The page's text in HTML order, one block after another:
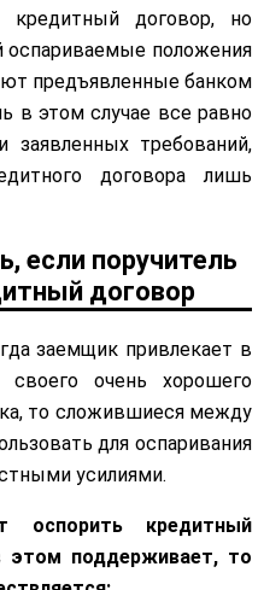
кредитный договор, но
оспариваемые положения
предъявленные банком
в этом случае все равно
заявленных требований,
договора лишь
если поручитель
договор
заемщик привлекает в
своего очень хорошего
то сложившиеся между
для оспаривания
усилиями.
оспорить кредитный
этом поддерживает, то